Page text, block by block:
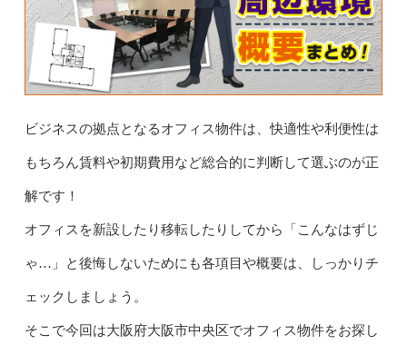
ビジネスの拠点となるオフィス物件は、快適性や利便性は
もちろん賃料や初期費用など総合的に判断して選ぶのが正
解です！
オフィスを新設したり移転したりしてから「こんなはずじ
ゃ…」と後悔しないためにも各項目や概要は、しっかりチ
ェックしましょう。
そこで今回は大阪府大阪市中央区でオフィス物件をお探し